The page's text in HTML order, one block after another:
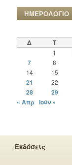
ΗΜΕΡΟΛΟΓΙΟ
Δ Τ
1
7
8
14 15
21
22
28
29
« Απρ Ιούν »
Εκδόσεις